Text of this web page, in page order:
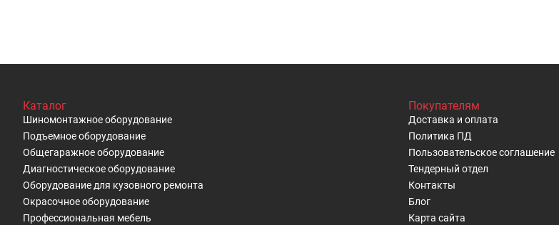
Каталог
Шиномонтажное оборудование
Подъемное оборудование
Общегаражное оборудование
Диагностическое оборудование
Оборудование для кузовного ремонта
Окрасочное оборудование
Профессиональная мебель
Покупателям
Доставка и оплата
Политика ПД
Пользовательское cоглашение
Тендерный отдел
Контакты
Блог
Карта сайта